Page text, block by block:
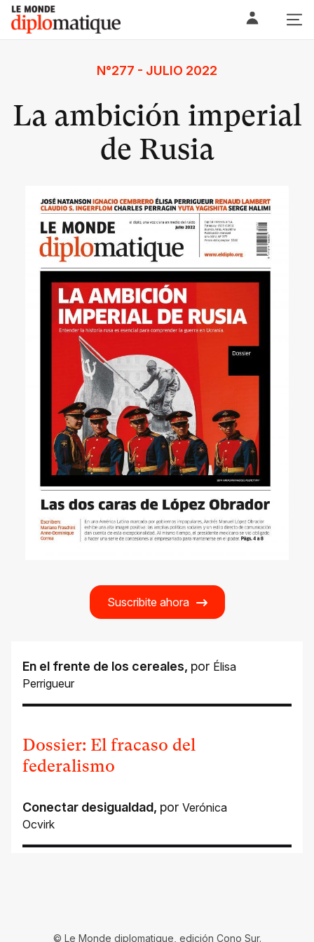
Skip
content
Le monde diplomatique
N°277 - JULIO 2022
La ambición imperial
de Rusia
Suscribite ahora
En el frente de los cereales, por Élisa
Perrigueur
Dossier: El fracaso del
federalismo
Conectar desigualdad, por Verónica
Ocvirk
© Le Monde diplomatique, edición Cono Sur.